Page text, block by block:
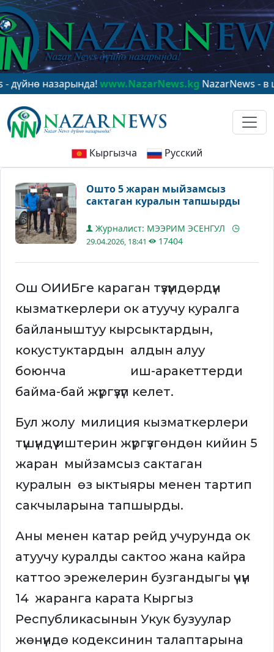
назарында!www.NazarNews.kgNazarNews - в
Кыргызча Русский
Ошто 5 жаран мыйзамсыз
сактаган куралын тапшырды
Журналист: МЭЭРИМ ЭСЕНГУЛ
29.04.2026, 18:41 17404
Ош ОИИБге караган түзүмдөрдүн
кызматкерлери ок атуучу куралга
байланыштуу кырсыктардын,
кокустуктардын алдын алуу
боюнча иш-аракеттерди
байма-бай жүргүзүп келет.
Бул жолу милиция кызматкерлери
түшүндүүү иштерин жүргүзгөндөн кийин 5
жаран мыйзамсыз сактаган
куралын өз ыктыяры менен тартип
сакчыларына тапшырды.
Аны менен катар рейд учурунда ок
атуучу куралды сактоо жана кайра
каттоо эрежелерин бузгандыгы үчүн
14 жаранга карата Кыргыз
Республикасынын Укук бузуулар
жөнүндө кодексинин талаптарына